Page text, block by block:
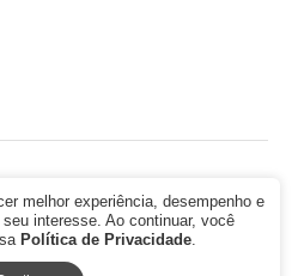
reservados.
melhor experiência, desempenho e
interesse. Ao continuar, você
Política de Privacidade.